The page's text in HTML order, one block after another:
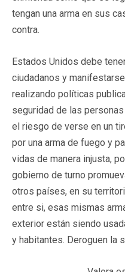
tengan una arma en sus
contra.
Estados Unidos debe
ciudadanos y
realizando políticas
seguridad de las
el riesgo de verse en un
por una arma de fuego y
vidas de manera injusta,
gobierno de turno
otros países, en su
entre si, esas mismas
exterior están siendo
y habitantes. Deroguen la